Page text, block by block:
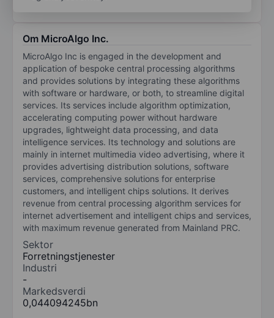
Om MicroAlgo Inc.
MicroAlgo Inc is engaged in the development and
application of bespoke central processing algorithms
and provides solutions by integrating these algorithms
with software or hardware, or both, to streamline digital
services. Its services include algorithm optimization,
accelerating computing power without hardware
upgrades, lightweight data processing, and data
intelligence services. Its technology and solutions are
mainly in internet multimedia video advertising, where it
provides advertising distribution solutions, software
services, comprehensive solutions for enterprise
customers, and intelligent chips solutions. It derives
revenue from central processing algorithm services for
internet advertisement and intelligent chips and services,
with maximum revenue generated from Mainland PRC.
Sektor
Forretningstjenester
Industri
-
Markedsverdi
0,044094245bn